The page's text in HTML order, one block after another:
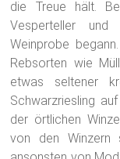
Rebsorten wie
etwas seltener
Schwarzriesling
der örtlichen
von den Winzern
ansonsten von
durch diese
zu deutschen